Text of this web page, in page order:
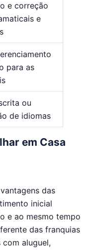
e correção
e
para as
ou
de idiomas
em Casa
das
inicial
e ao mesmo tempo
das franquias
aluguel,